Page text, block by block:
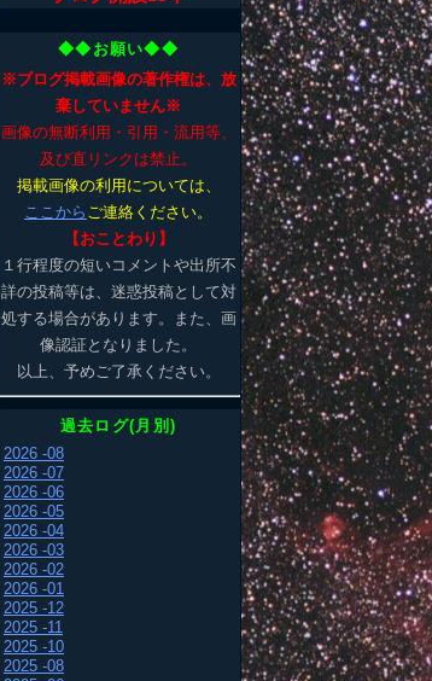
◆◆お願い◆◆
※ブログ掲載画像の著作権は、放
棄していません※
画像の無断利用・引用・流用等、
及び直リンクは禁止。
掲載画像の利用については、
ここから ご連絡ください。
【おことわり】
１行程度の短いコメントや出所不
詳の投稿等は、迷惑投稿として対
処する場合があります。また、画
像認証となりました。
以上、予めご了承ください。
過去ログ(月別)
2026 -08
2026 -07
2026 -06
2026 -05
2026 -04
2026 -03
2026 -02
2026 -01
2025 -12
2025 -11
2025 -10
2025 -08